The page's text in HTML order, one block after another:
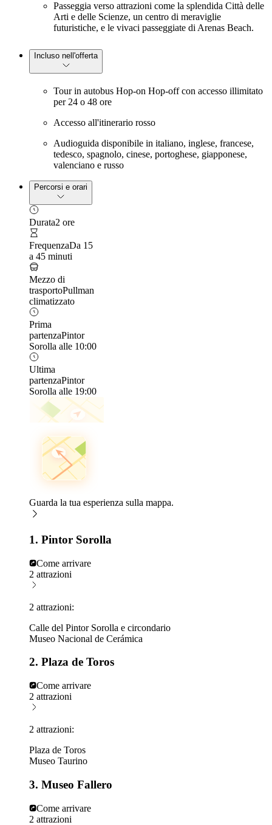
Passeggia verso attrazioni come la splendida Città delle
Arti e delle Scienze, un centro di meraviglie
futuristiche, e le vivaci passeggiate di Arenas Beach.
Incluso nell'offerta
Tour in autobus Hop-on Hop-off con accesso illimitato
per 24 o 48 ore
Accesso all'itinerario rosso
Audioguida disponibile in italiano, inglese, francese,
tedesco, spagnolo, cinese, portoghese, giapponese,
valenciano e russo
Percorsi e orari
Durata2 ore
FrequenzaDa 15
a 45 minuti
Mezzo di
trasportoPullman
climatizzato
Prima
partenzaPintor
Sorolla alle 10:00
Ultima
partenzaPintor
Sorolla alle 19:00
Guarda la tua esperienza sulla mappa.
1. Pintor Sorolla
Come arrivare
2 attrazioni
2 attrazioni:
Calle del Pintor Sorolla e circondario
Museo Nacional de Cerámica
2. Plaza de Toros
Come arrivare
2 attrazioni
2 attrazioni:
Plaza de Toros
Museo Taurino
3. Museo Fallero
Come arrivare
2 attrazioni